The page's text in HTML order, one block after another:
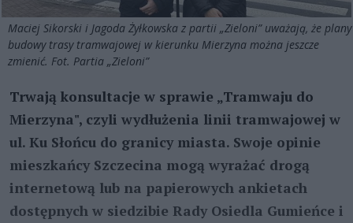
Maciej Sikorski i Jagoda Żyłkowska z partii „Zieloni” uważają, że plany
budowy trasy tramwajowej w kierunku Mierzyna można jeszcze
zmienić. Fot. Partia „Zieloni”
Trwają konsultacje w sprawie „Tramwaju do
Mierzyna", czyli wydłużenia linii tramwajowej w
ul. Ku Słońcu do granicy miasta. Swoje opinie
mieszkańcy Szczecina mogą wyrażać drogą
internetową lub na papierowych ankietach
dostępnych w siedzibie Rady Osiedla Gumieńce i